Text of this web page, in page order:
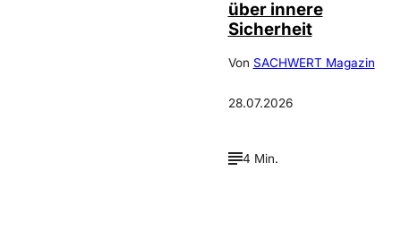
über innere
Sicherheit
Von SACHWERT Magazin
28.07.2026
4 Min.